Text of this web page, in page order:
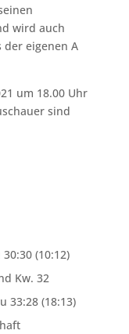
wird auch
der eigenen A
um 18.00 Uhr
sind
(10:12)
Kw. 32
33:28 (18:13)